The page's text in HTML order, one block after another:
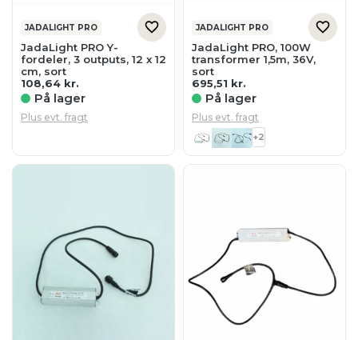
JADALIGHT PRO
JadaLight PRO Y-
fordeler, 3 outputs, 12 x 12
cm, sort
108,64 kr.
På lager
Plus evt. fragt
JADALIGHT PRO
JadaLight PRO, 100W
transformer 1,5m, 36V,
sort
695,51 kr.
På lager
Plus evt. fragt
+2